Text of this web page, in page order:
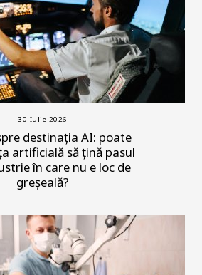
30 Iulie 2026
destinația AI: poate
artificială să țină pasul
în care nu e loc de
greșeală?